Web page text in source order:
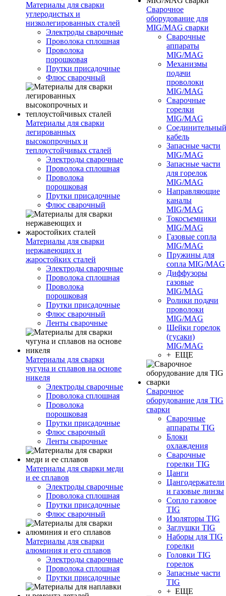
Материалы для сварки
углеродистых и
низколегированных сталей
Электроды сварочные
Проволока сплошная
Проволока
порошковая
Прутки присадочные
Флюс сварочный
Материалы для сварки
легированных
высокопрочных и
теплоустойчивых сталей
Электроды сварочные
Проволока сплошная
Проволока
порошковая
Прутки присадочные
Флюс сварочный
Материалы для сварки
нержавеющих и
жаростойких сталей
Электроды сварочные
Проволока сплошная
Проволока
порошковая
Прутки присадочные
Флюс сварочный
Ленты сварочные
Материалы для сварки
чугуна и сплавов на основе
никеля
Электроды сварочные
Проволока сплошная
Проволока
порошковая
Прутки присадочные
Флюс сварочный
Ленты сварочные
Материалы для сварки меди
и ее сплавов
Электроды сварочные
Проволока сплошная
Прутки присадочные
Флюс сварочный
Материалы для сварки
алюминия и его сплавов
Электроды сварочные
Проволока сплошная
Прутки присадочные
Сварочное
оборудование для
MIG/MAG сварки
Сварочные
аппараты
MIG/MAG
Механизмы
подачи
проволоки
MIG/MAG
Сварочные
горелки
MIG/MAG
Соединительный
кабель
Запасные части
MIG/MAG
Запасные части
для горелок
MIG/MAG
Направляющие
каналы
MIG/MAG
Токосъемники
MIG/MAG
Газовые сопла
MIG/MAG
Пружины для
сопла MIG/MAG
Диффузоры
газовые
MIG/MAG
Ролики подачи
проволоки
MIG/MAG
Шейки горелок
(гусаки)
MIG/MAG
+ ЕЩЕ
Сварочное
оборудование для TIG
сварки
Сварочные
аппараты TIG
Блоки
охлаждения
Сварочные
горелки TIG
Цанги
Цангодержатели
и газовые линзы
Сопло газовое
TIG
Изоляторы TIG
Заглушки TIG
Наборы для TIG
горелки
Головки TIG
горелок
Запасные части
TIG
+ ЕЩЕ